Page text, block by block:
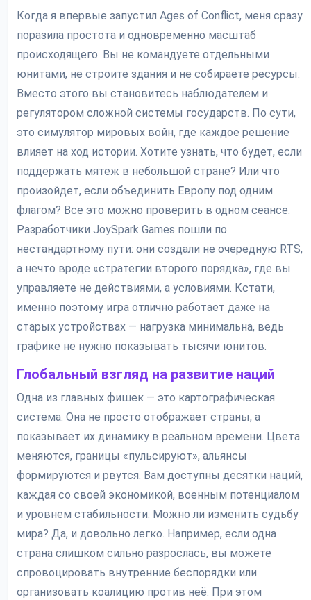
Когда я впервые запустил Ages of Conflict, меня сразу
поразила простота и одновременно масштаб
происходящего. Вы не командуете отдельными
юнитами, не строите здания и не собираете ресурсы.
Вместо этого вы становитесь наблюдателем и
регулятором сложной системы государств. По сути,
это симулятор мировых войн, где каждое решение
влияет на ход истории. Хотите узнать, что будет, если
поддержать мятеж в небольшой стране? Или что
произойдет, если объединить Европу под одним
флагом? Все это можно проверить в одном сеансе.
Разработчики JoySpark Games пошли по
нестандартному пути: они создали не очередную RTS,
а нечто вроде «стратегии второго порядка», где вы
управляете не действиями, а условиями. Кстати,
именно поэтому игра отлично работает даже на
старых устройствах — нагрузка минимальна, ведь
графике не нужно показывать тысячи юнитов.
Глобальный взгляд на развитие наций
Одна из главных фишек — это картографическая
система. Она не просто отображает страны, а
показывает их динамику в реальном времени. Цвета
меняются, границы «пульсируют», альянсы
формируются и рвутся. Вам доступны десятки наций,
каждая со своей экономикой, военным потенциалом
и уровнем стабильности. Можно ли изменить судьбу
мира? Да, и довольно легко. Например, если одна
страна слишком сильно разрослась, вы можете
спровоцировать внутренние беспорядки или
организовать коалицию против неё. При этом